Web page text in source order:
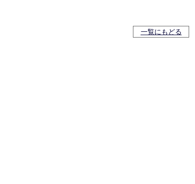
一覧にもどる